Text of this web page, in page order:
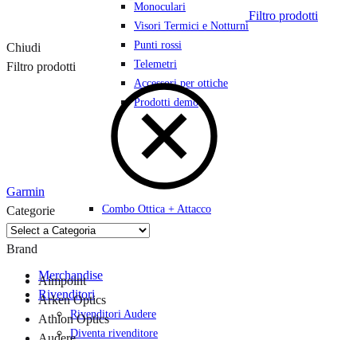
Monoculari
Visori Termici e Notturni
Punti rossi
Telemetri
Accessori per ottiche
Prodotti demo
Combo Ottica + Attacco
Merchandise
Rivenditori
Rivenditori Audere
Diventa rivenditore
Filtro prodotti
Chiudi
Filtro prodotti
Garmin
Categorie
Brand
Aimpoint
Arken Optics
Athlon Optics